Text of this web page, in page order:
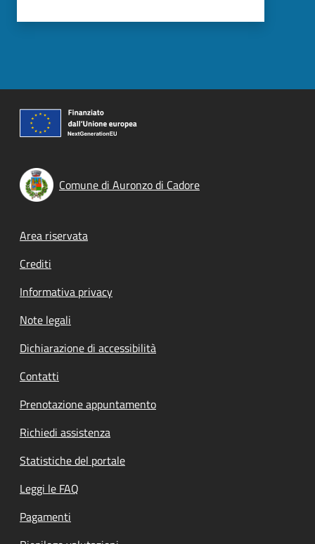
Comune di Auronzo di Cadore
Footer menu
Area riservata
Crediti
Informativa privacy
Note legali
Dichiarazione di accessibilità
Contatti
Prenotazione appuntamento
Richiedi assistenza
Statistiche del portale
Leggi le FAQ
Pagamenti